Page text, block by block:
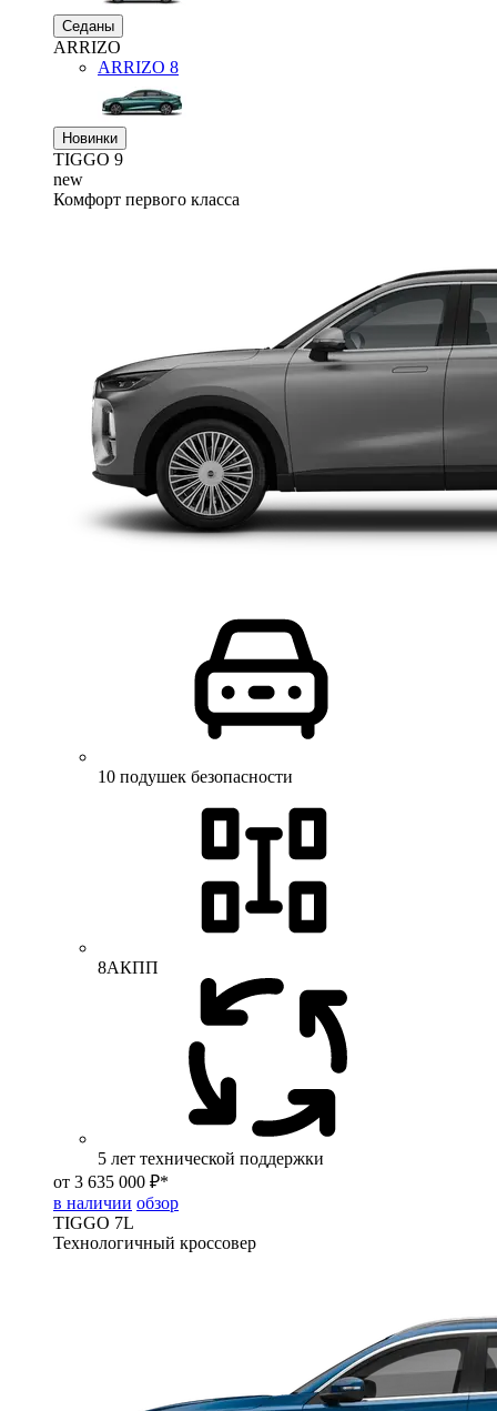
Седаны
ARRIZO
ARRIZO 8
Новинки
TIGGO 9
new
Комфорт первого класса
10 подушек безопасности
8АКПП
5 лет технической поддержки
от 3 635 000 ₽*
в наличии обзор
TIGGO 7L
Технологичный кроссовер